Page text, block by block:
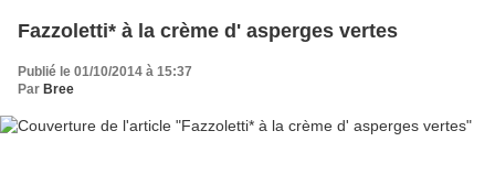
Fazzoletti* à la crème d' asperges vertes
Publié le 01/10/2014 à 15:37
Par Bree